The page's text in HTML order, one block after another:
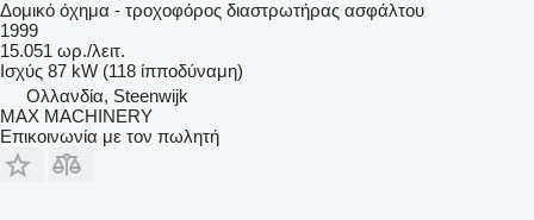
Δομικό όχημα - τροχοφόρος διαστρωτήρας ασφάλτου
1999
15.051 ωρ./λειτ.
Ισχύς 87 kW (118 ίπποδύναμη)
Ολλανδία, Steenwijk
MAX MACHINERY
Επικοινωνία με τον πωλητή